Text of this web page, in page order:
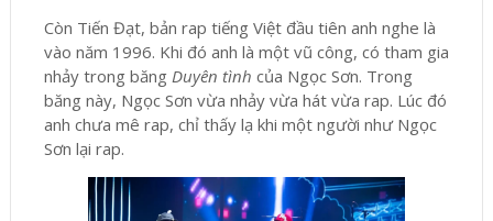
Còn Tiến Đạt, bản rap tiếng Việt đầu tiên anh nghe là
vào năm 1996. Khi đó anh là một vũ công, có tham gia
nhảy trong băng Duyên tình của Ngọc Sơn. Trong
băng này, Ngọc Sơn vừa nhảy vừa hát vừa rap. Lúc đó
anh chưa mê rap, chỉ thấy lạ khi một người như Ngọc
Sơn lại rap.